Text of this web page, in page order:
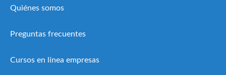
Quiénes somos
Preguntas frecuentes
Cursos en línea empresas